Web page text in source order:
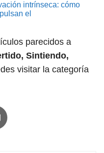
intrínseca: cómo
el
parecidos a
Sintiendo,
visitar la categoría